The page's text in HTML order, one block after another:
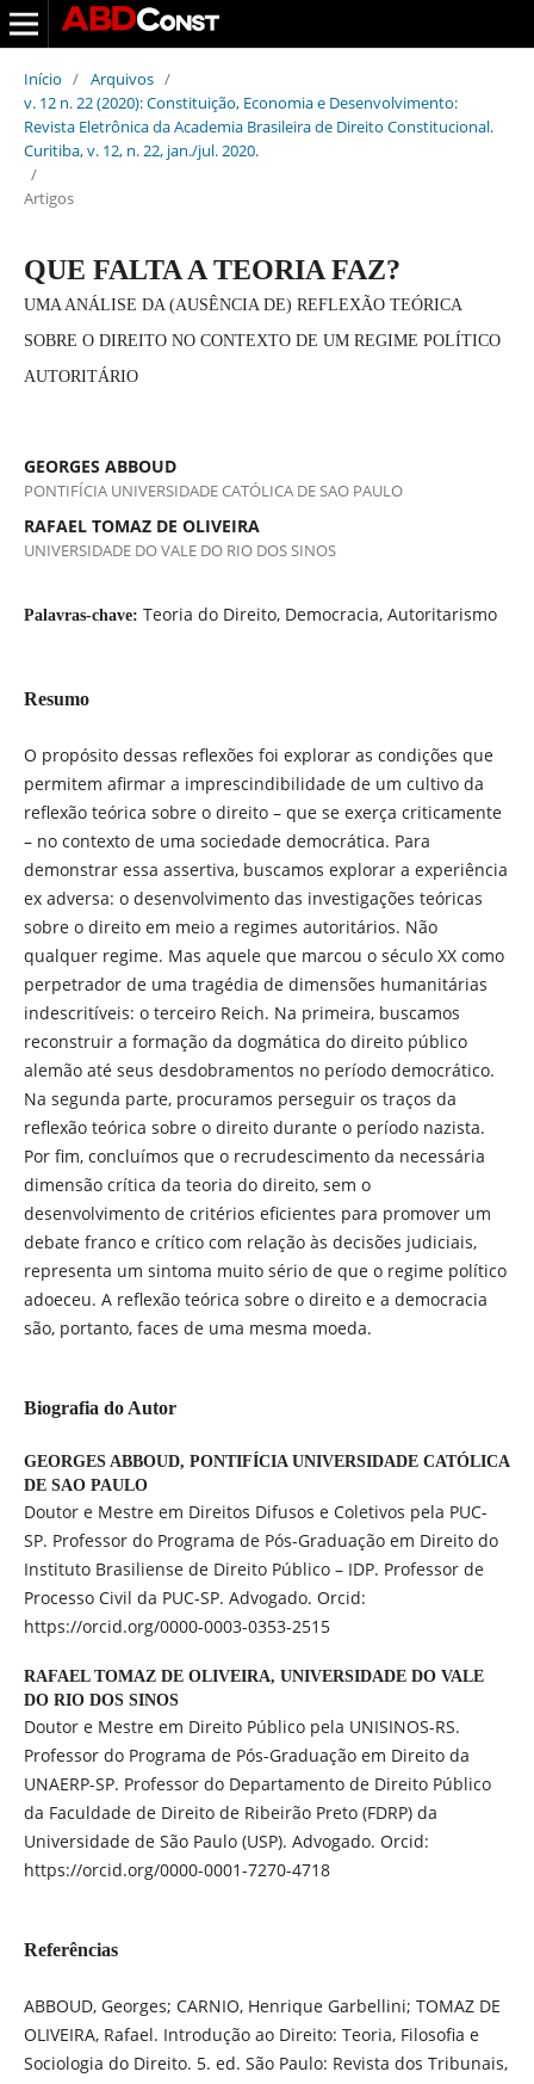
Início / Arquivos /
v. 12 n. 22 (2020): Constituição, Economia e Desenvolvimento:
Revista Eletrônica da Academia Brasileira de Direito Constitucional.
Curitiba, v. 12, n. 22, jan./jul. 2020.
/
Artigos
QUE FALTA A TEORIA FAZ?
UMA ANÁLISE DA (AUSÊNCIA DE) REFLEXÃO TEÓRICA
SOBRE O DIREITO NO CONTEXTO DE UM REGIME POLÍTICO
AUTORITÁRIO
GEORGES ABBOUD
PONTIFÍCIA UNIVERSIDADE CATÓLICA DE SAO PAULO
RAFAEL TOMAZ DE OLIVEIRA
UNIVERSIDADE DO VALE DO RIO DOS SINOS
Palavras-chave: Teoria do Direito, Democracia, Autoritarismo
Resumo
O propósito dessas reflexões foi explorar as condições que
permitem afirmar a imprescindibilidade de um cultivo da
reflexão teórica sobre o direito – que se exerça criticamente
– no contexto de uma sociedade democrática. Para
demonstrar essa assertiva, buscamos explorar a experiência
ex adversa: o desenvolvimento das investigações teóricas
sobre o direito em meio a regimes autoritários. Não
qualquer regime. Mas aquele que marcou o século XX como
perpetrador de uma tragédia de dimensões humanitárias
indescritíveis: o terceiro Reich. Na primeira, buscamos
reconstruir a formação da dogmática do direito público
alemão até seus desdobramentos no período democrático.
Na segunda parte, procuramos perseguir os traços da
reflexão teórica sobre o direito durante o período nazista.
Por fim, concluímos que o recrudescimento da necessária
dimensão crítica da teoria do direito, sem o
desenvolvimento de critérios eficientes para promover um
debate franco e crítico com relação às decisões judiciais,
representa um sintoma muito sério de que o regime político
adoeceu. A reflexão teórica sobre o direito e a democracia
são, portanto, faces de uma mesma moeda.
Biografia do Autor
GEORGES ABBOUD, PONTIFÍCIA UNIVERSIDADE CATÓLICA
DE SAO PAULO
Doutor e Mestre em Direitos Difusos e Coletivos pela PUC-
SP. Professor do Programa de Pós-Graduação em Direito do
Instituto Brasiliense de Direito Público – IDP. Professor de
Processo Civil da PUC-SP. Advogado. Orcid:
https://orcid.org/0000-0003-0353-2515
RAFAEL TOMAZ DE OLIVEIRA, UNIVERSIDADE DO VALE
DO RIO DOS SINOS
Doutor e Mestre em Direito Público pela UNISINOS-RS.
Professor do Programa de Pós-Graduação em Direito da
UNAERP-SP. Professor do Departamento de Direito Público
da Faculdade de Direito de Ribeirão Preto (FDRP) da
Universidade de São Paulo (USP). Advogado. Orcid:
https://orcid.org/0000-0001-7270-4718
Referências
ABBOUD, Georges; CARNIO, Henrique Garbellini; TOMAZ DE
OLIVEIRA, Rafael. Introdução ao Direito: Teoria, Filosofia e
Sociologia do Direito. 5. ed. São Paulo: Revista dos Tribunais,